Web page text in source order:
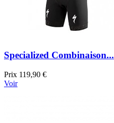
Specialized Combinaison...
Prix 119,90 €
Voir